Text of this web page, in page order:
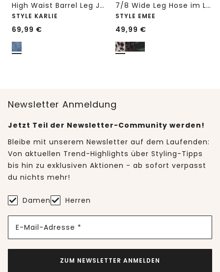
High Waist Barrel Leg Jeans im Loose Fit
STYLE KARLIE
69,99 €
7/8 Wide Leg Hose im Loose Fit mit Print
STYLE EMEE
49,99 €
Newsletter Anmeldung
Jetzt Teil der Newsletter-Community werden!
Bleibe mit unserem Newsletter auf dem Laufenden:
Von aktuellen Trend-Highlights über Styling-Tipps
bis hin zu exklusiven Aktionen - ab sofort verpasst
du nichts mehr!
Damen Herren
E-Mail-Adresse *
ZUM NEWSLETTER ANMELDEN